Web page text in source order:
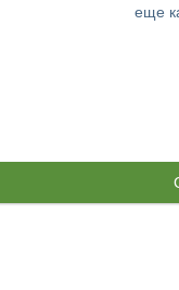
еще